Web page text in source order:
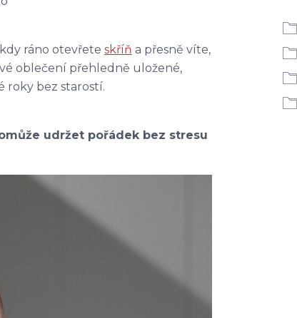
ráno otevřete skříň a přesně víte,
oblečení přehledně uložené,
roky bez starostí.
udržet pořádek bez stresu